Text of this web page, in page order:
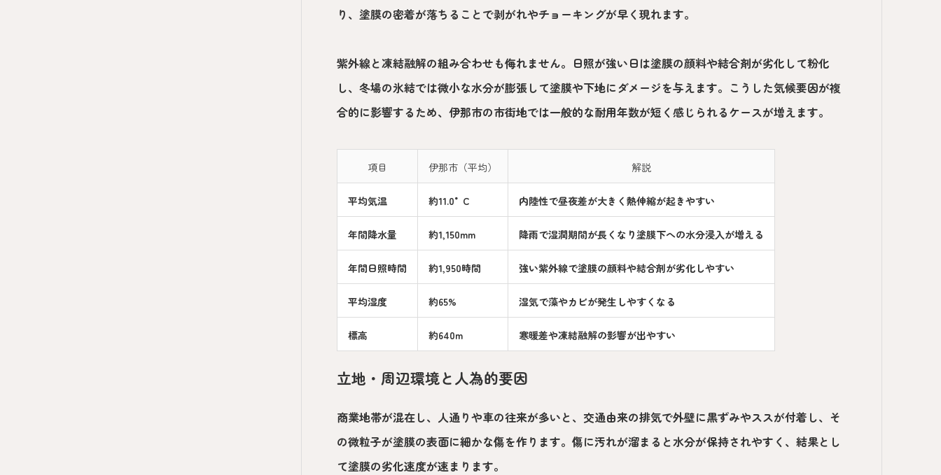
り、塗膜の密着が落ちることで剥がれやチョーキングが早く現れます。
紫外線と凍結融解の組み合わせも侮れません。日照が強い日は塗膜の顔料や結合剤が劣化して粉化
し、冬場の氷結では微小な水分が膨張して塗膜や下地にダメージを与えます。こうした気候要因が複
合的に影響するため、伊那市の市街地では一般的な耐用年数が短く感じられるケースが増えます。
項目 伊那市（平均） 解説
平均気温 約11.0°C 内陸性で昼夜差が大きく熱伸縮が起きやすい
年間降水量 約1,150mm 降雨で湿潤期間が長くなり塗膜下への水分浸入が増える
年間日照時間 約1,950時間 強い紫外線で塗膜の顔料や結合剤が劣化しやすい
平均湿度 約65% 湿気で藻やカビが発生しやすくなる
標高 約640m 寒暖差や凍結融解の影響が出やすい
立地・周辺環境と人為的要因
商業地帯が混在し、人通りや車の往来が多いと、交通由来の排気で外壁に黒ずみやススが付着し、そ
の微粒子が塗膜の表面に細かな傷を作ります。傷に汚れが溜まると水分が保持されやすく、結果とし
て塗膜の劣化速度が速まります。